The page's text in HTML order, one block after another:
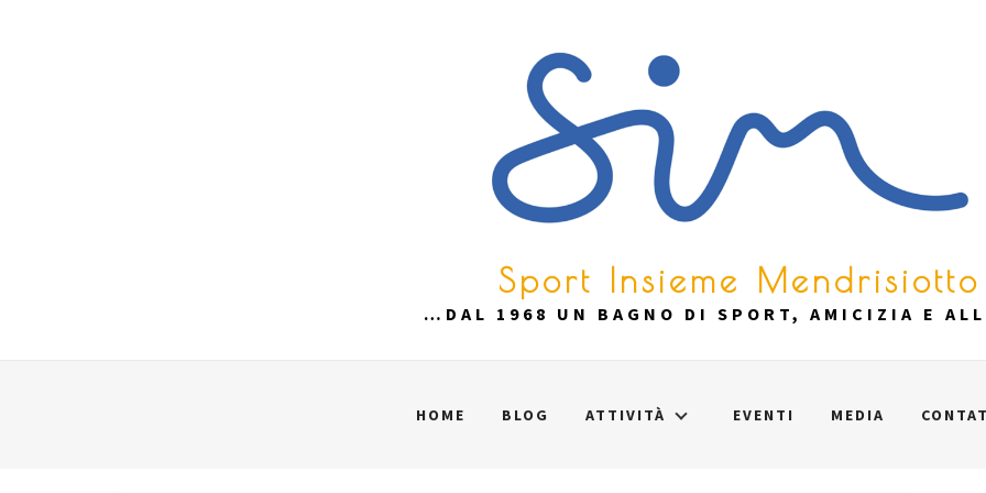
Sport Insieme Mendrisiotto
…DAL 1968 UN BAGNO DI SPORT, AMICIZIA E
HOME BLOG ATTIVITÀ EVENTI MEDIA